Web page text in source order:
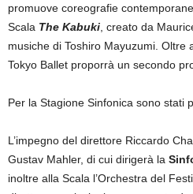
promuove coreografie
Scala The Kabuki , creato da
musiche di Toshiro Mayuzumi. Oltre
Tokyo Ballet proporrà un secondo
Per la Stagione Sinfonica sono stati
L’impegno del direttore Riccardo
Gustav Mahler, di cui dirigerà la
inoltre alla Scala l’Orchestra del